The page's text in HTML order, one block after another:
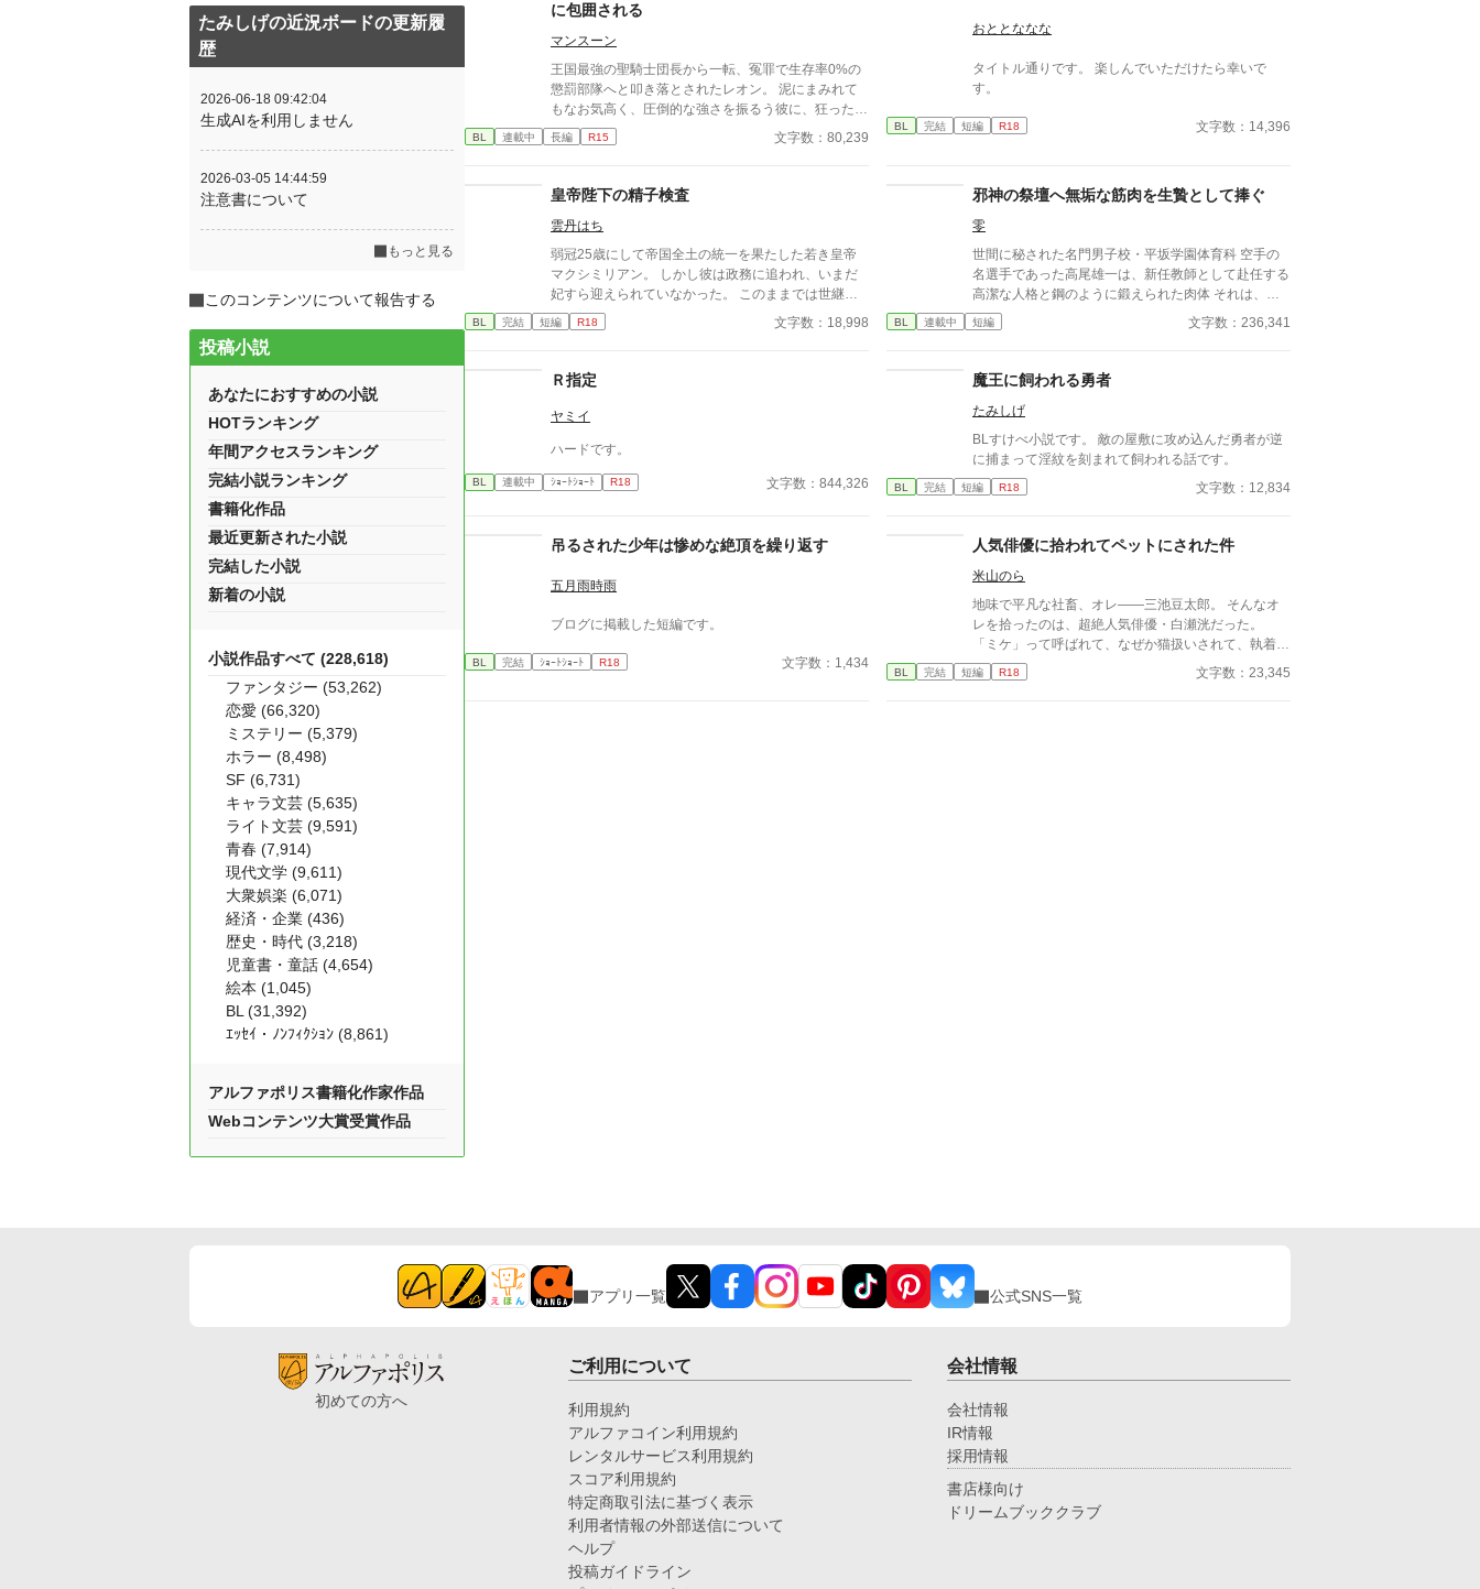
に包囲される
マンスーン
​王国最強の聖騎士団長から一転、冤罪で生存率0%の
懲罰部隊へと叩き落とされたレオン。 泥にまみれて
もなお気高く、圧倒的な強さを振るう彼に、狂った執
着を抱く男たちが集結する。
BL 連載中 長編 R15 文字数：80,239
おととななな
タイトル通りです。 楽しんでいただけたら幸いで
す。
BL 完結 短編 R18 文字数：14,396
皇帝陛下の精子検査
雲丹はち
弱冠25歳にして帝国全土の統一を果たした若き皇帝
マクシミリアン。 しかし彼は政務に追われ、いまだ
妃すら迎えられていなかった。 このままでは世継ぎ
が産まれるかどうかも分からない。 焦れた官僚たち
に迫られ、マクシミリアンは世にも屈辱的な『検査』
BL 完結 短編 R18 文字数：18,998
邪神の祭壇へ無垢な筋肉を生贄として捧ぐ
零
世間に秘された名門男子校・平坂学園体育科 空手の
名選手であった高尾雄一は、新任教師として赴任する
高潔な人格と鋼のように鍛えられた肉体 それは、学
園にとって最高の生贄の候補に他ならなかった 至高
の筋肉を持つ、精神を削られ意志をなくした青年を太
躍する 意志をなくし筋肉の操り人形と化した“デク”
ァンタジー
BL 連載中 短編 文字数：236,341
Ｒ指定
ヤミイ
ハードです。
BL 連載中 ｼｮｰﾄｼｮｰﾄ R18 文字数：844,326
魔王に飼われる勇者
たみしげ
BLすけべ小説です。 敵の屋敷に攻め込んだ勇者が逆
に捕まって淫紋を刻まれて飼われる話です。
BL 完結 短編 R18 文字数：12,834
吊るされた少年は惨めな絶頂を繰り返す
五月雨時雨
ブログに掲載した短編です。
BL 完結 ｼｮｰﾄｼｮｰﾄ R18 文字数：1,434
人気俳優に拾われてペットにされた件
米山のら
地味で平凡な社畜、オレ――三池豆太郎。 そんなオ
レを拾ったのは、超絶人気俳優・白瀬洸だった。
「ミケ」って呼ばれて、なぜか猫扱いされて、執着さ
れて。 「ミケにはそろそろ“躾”が必要かな」――洸の
優しい笑顔の裏には、底なしの狂気が潜んでいた。
BL 完結 短編 R18 文字数：23,345
たみしげの近況ボードの更新履
歴
2026-06-18 09:42:04
生成AIを利用しません
2026-03-05 14:44:59
注意書について
もっと見る
このコンテンツについて報告する
投稿小説
あなたにおすすめの小説
HOTランキング
年間アクセスランキング
完結小説ランキング
書籍化作品
最近更新された小説
完結した小説
新着の小説
小説作品すべて (228,618)
ファンタジー (53,262)
恋愛 (66,320)
ミステリー (5,379)
ホラー (8,498)
SF (6,731)
キャラ文芸 (5,635)
ライト文芸 (9,591)
青春 (7,914)
現代文学 (9,611)
大衆娯楽 (6,071)
経済・企業 (436)
歴史・時代 (3,218)
児童書・童話 (4,654)
絵本 (1,045)
BL (31,392)
ｴｯｾｲ・ﾉﾝﾌｨｸｼｮﾝ (8,861)
アルファポリス書籍化作家作品
Webコンテンツ大賞受賞作品
アプリ一覧 公式SNS一覧
初めての方へ
ご利用について
利用規約
アルファコイン利用規約
レンタルサービス利用規約
スコア利用規約
特定商取引法に基づく表示
利用者情報の外部送信について
ヘルプ
投稿ガイドライン
会社情報
会社情報
IR情報
採用情報
書店様向け
ドリームブッククラブ